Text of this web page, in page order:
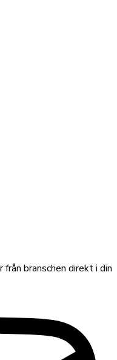
branschen direkt i din